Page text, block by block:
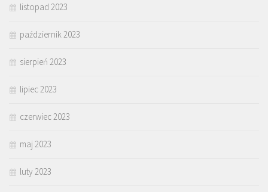
listopad 2023
październik 2023
sierpień 2023
lipiec 2023
czerwiec 2023
maj 2023
luty 2023